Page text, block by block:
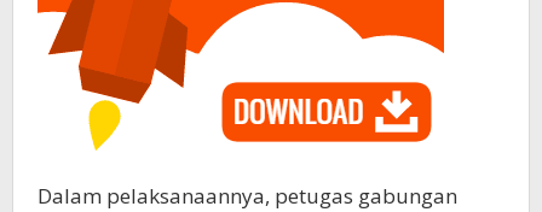
Dalam pelaksanaannya, petugas gabungan